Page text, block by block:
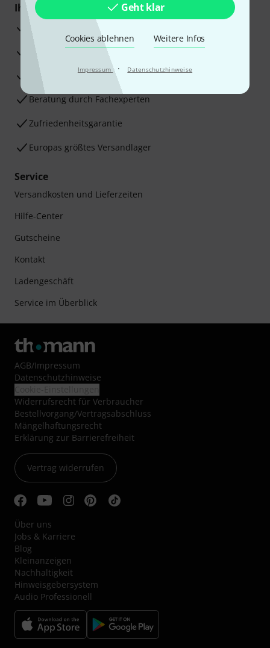
Geht klar
Cookies ablehnen Weitere Infos
Impressum · Datenschutzhinweise
Ihre Vorteile
3 Jahre Thomann Garantie
30 Tage Money-Back-Garantie
Reparaturservice
Beratung durch Fachexperten
Zufriedenheitsgarantie
Europas größtes Versandlager
Service
Versandkosten und Lieferzeiten
Hilfe-Center
Gutscheine
Kontakt
Ladengeschäft
Service im Überblick
AGB/Impressum
Datenschutzhinweise
Widerrufsrecht für Verbraucher
Bestellvorgang/Vertragsabschluss
Mängelhaftungsrecht
Erklärung zur Barrierefreiheit
Vertrag widerrufen
Über uns
Jobs & Karriere
Blog
Kleinanzeigen
Nachhaltigkeit
Hinweisgebersystem
Audio Professionell